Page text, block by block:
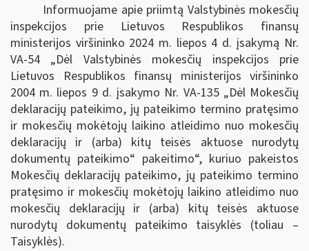
Informuojame apie priimtą Valstybinės mokesčių
inspekcijos prie Lietuvos Respublikos finansų
ministerijos viršininko 2024 m. liepos 4 d. įsakymą Nr.
VA-54 „Dėl Valstybinės mokesčių inspekcijos prie
Lietuvos Respublikos finansų ministerijos viršininko
2004 m. liepos 9 d. įsakymo Nr. VA-135 „Dėl Mokesčių
deklaracijų pateikimo, jų pateikimo termino pratęsimo
ir mokesčių mokėtojų laikino atleidimo nuo mokesčių
deklaracijų ir (arba) kitų teisės aktuose nurodytų
dokumentų pateikimo“ pakeitimo“, kuriuo pakeistos
Mokesčių deklaracijų pateikimo, jų pateikimo termino
pratęsimo ir mokesčių mokėtojų laikino atleidimo nuo
mokesčių deklaracijų ir (arba) kitų teisės aktuose
nurodytų dokumentų pateikimo taisyklės (toliau –
Taisyklės).